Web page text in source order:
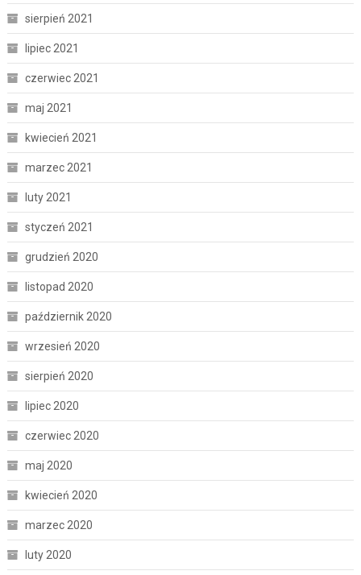
sierpień 2021
lipiec 2021
czerwiec 2021
maj 2021
kwiecień 2021
marzec 2021
luty 2021
styczeń 2021
grudzień 2020
listopad 2020
październik 2020
wrzesień 2020
sierpień 2020
lipiec 2020
czerwiec 2020
maj 2020
kwiecień 2020
marzec 2020
luty 2020